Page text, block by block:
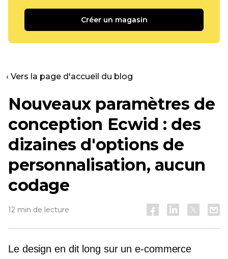
Créer un magasin
‹ Vers la page d'accueil du blog
Nouveaux paramètres de
conception Ecwid : des
dizaines d'options de
personnalisation, aucun
codage
12 min de lecture
Le design en dit long sur une-commerce